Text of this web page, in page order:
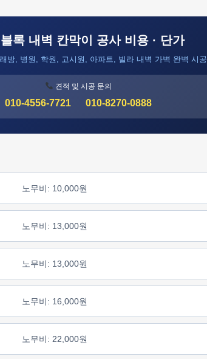
록 내벽 칸막이 공사 비용 · 단가
방, 병원, 학원, 고시원, 아파트, 빌라 내벽 가벽 완벽 시공
견적 및 시공 문의
010-4556-7721 010-8270-0888
노무비: 10,000원
노무비: 13,000원
노무비: 13,000원
노무비: 16,000원
노무비: 22,000원